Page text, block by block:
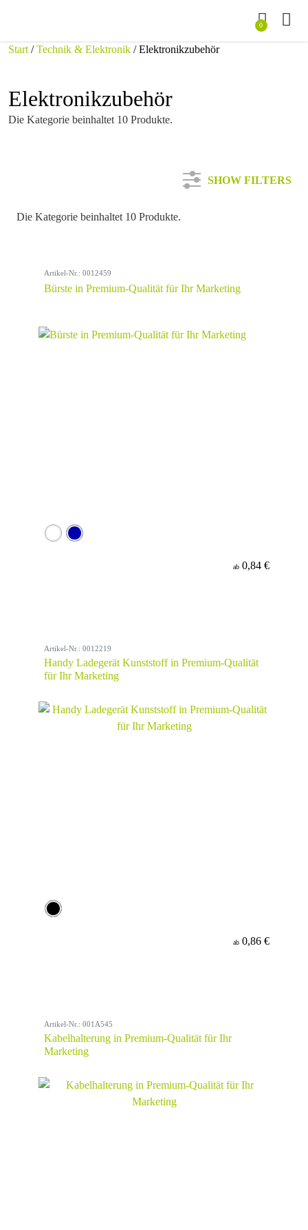
0
Start /Technik & Elektronik / Elektronikzubehör
Elektronikzubehör
Die Kategorie beinhaltet 10 Produkte.
SHOW FILTERS
Farbe
Die Kategorie beinhaltet 10 Produkte.
Artikel-Nr.: 0012459
Bürste in Premium-Qualität für Ihr Marketing
ab 0,84 €
Artikel-Nr.: 0012219
Handy Ladegerät Kunststoff in Premium-Qualität
für Ihr Marketing
ab 0,86 €
Artikel-Nr.: 001A545
Kabelhalterung in Premium-Qualität für Ihr
Marketing